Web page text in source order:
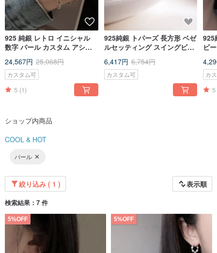
925 純銀 レトロ イニシャル
数字 パール カスタム アシン
レット
24,567円 25,068円
カスタム可
5 (1)
925純銀 トパーズ 長方形 ベゼ
ルセッティング スイングビー
リング 無料ギフトパッケージ
6,417円 6,754円
カスタム可
925
ビ
カ
5
ショップ内商品
COOL & HOT
パール
絞り込み ( 1 ) 表示順
検索結果：7 件
5%OFF 5%OFF